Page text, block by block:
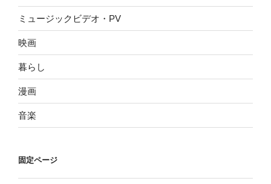
ミュージックビデオ・PV
映画
暮らし
漫画
音楽
固定ページ